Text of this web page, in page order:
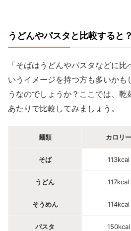
うどんやパスタと比較すると？
「そばはうどんやパスタなどに
いうイメージを持つ方も多いかも
うなのでしょうか？ここでは、
あたりで比較してみましょう。
麺類 カロリー
そば 113kcal
うどん 117kcal
そうめん 114kcal
パスタ 150kcal